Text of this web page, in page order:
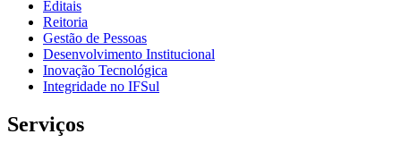
Editais
Reitoria
Gestão de Pessoas
Desenvolvimento Institucional
Inovação Tecnológica
Integridade no IFSul
Serviços